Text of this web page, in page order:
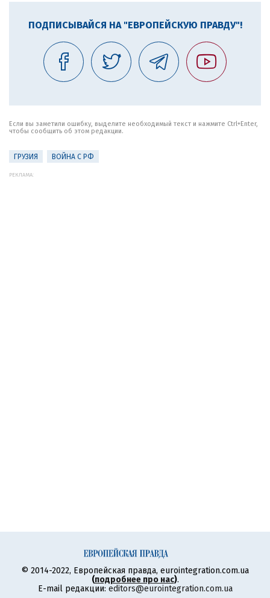
ПОДПИСЫВАЙСЯ НА "ЕВРОПЕЙСКУЮ ПРАВДУ"!
Если вы заметили ошибку, выделите необходимый текст и нажмите Ctrl+Enter,
чтобы сообщить об этом редакции.
ГРУЗИЯ ВОЙНА С РФ
РЕКЛАМА:
© 2014-2022, Европейская правда, eurointegration.com.ua
(подробнее про нас).
E-mail редакции: editors@eurointegration.com.ua